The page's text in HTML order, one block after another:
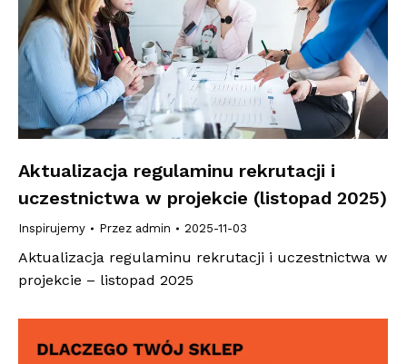
Aktualizacja regulaminu rekrutacji i
uczestnictwa w projekcie (listopad 2025)
Inspirujemy Przez admin 2025-11-03
Aktualizacja regulaminu rekrutacji i uczestnictwa w
projekcie – listopad 2025